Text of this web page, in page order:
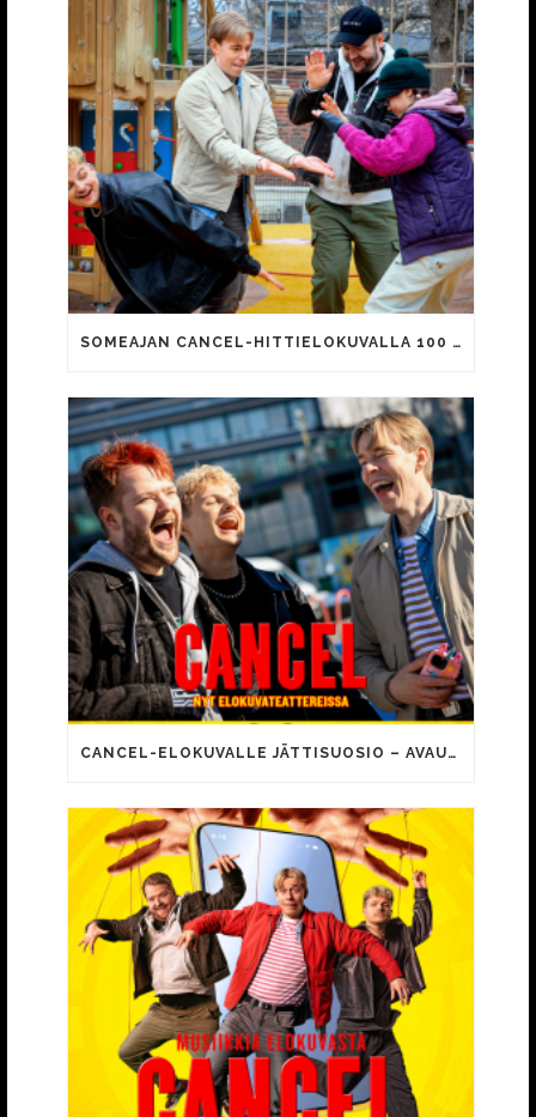
SOMEAJAN CANCEL-HITTIELOKUVALLA 100 000 KATSOJAA!
CANCEL-ELOKUVALLE JÄTTISUOSIO – AVAUSPÄIVÄNÄ JO 15 492 KATSOJAA!